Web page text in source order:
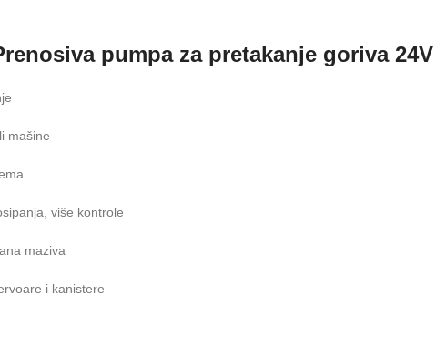
pumpa za pretakanje goriva 24V
mašine
više kontrole
maziva
i kanistere